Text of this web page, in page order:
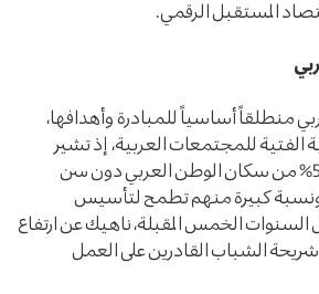
المستقبل الرقمي.
منطلقاً أساسياً للمبادرة وأهدافها،
الفتية للمجتمعات العربية، إذ تشير
الدراسات إلى أن نحو 50% من سكان الوطن العربي دون سن
كبيرة منهم تطمح لتأسيس
الخمس المقبلة، ناهيك عن ارتفاع
الشباب القادرين على العمل